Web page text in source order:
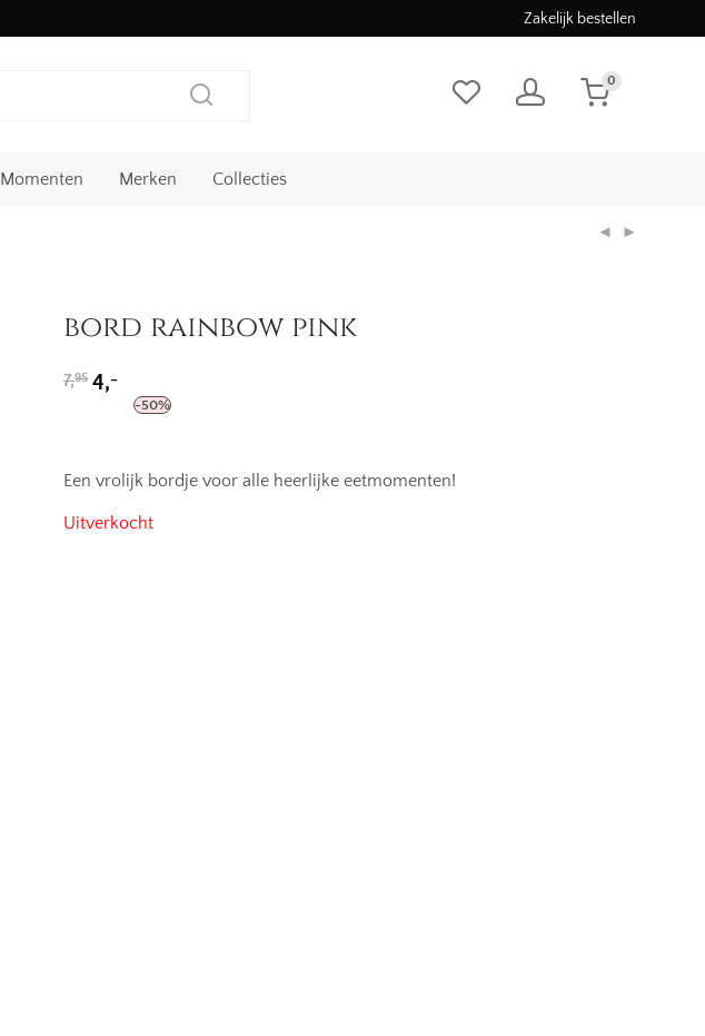
Zakelijk bestellen
0
Momenten Merken Collecties
bord rainbow pink
7,95 Oorspronkelijke
prijs
4,-
prijs
-50%
Een vrolijk bordje voor alle heerlijke eetmomenten!
Uitverkocht